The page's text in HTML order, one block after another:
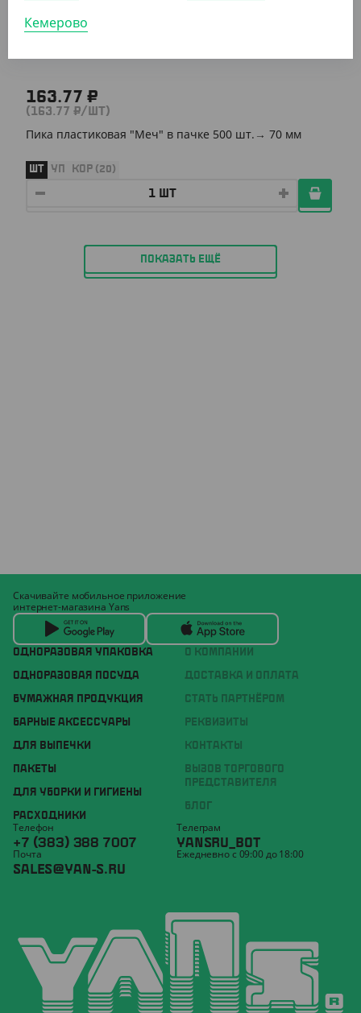
163.77 ₽
(163.77 ₽/ШТ)
Пика пластиковая "Меч" в пачке 500 шт.→ 70 мм
ШТ УП КОР (20)
ПОКАЗАТЬ ЕЩЁ
ОДНОРАЗОВАЯ УПАКОВКА
ОДНОРАЗОВАЯ ПОСУДА
БУМАЖНАЯ ПРОДУКЦИЯ
БАРНЫЕ АКСЕССУАРЫ
ДЛЯ ВЫПЕЧКИ
ПАКЕТЫ
ДЛЯ УБОРКИ И ГИГИЕНЫ
РАСХОДНИКИ
О КОМПАНИИ
ДОСТАВКА И ОПЛАТА
СТАТЬ ПАРТНЁРОМ
РЕКВИЗИТЫ
КОНТАКТЫ
ВЫЗОВ ТОРГОВОГО
ПРЕДСТАВИТЕЛЯ
БЛОГ
Скачивайте мобильное приложение
интернет-магазина Yans
Телефон
+7 (383) 388 7007
Телеграм
YANSRU_BOT
Почта
SALES@YAN-S.RU
Ежедневно с 09:00 до 18:00
Кемерово